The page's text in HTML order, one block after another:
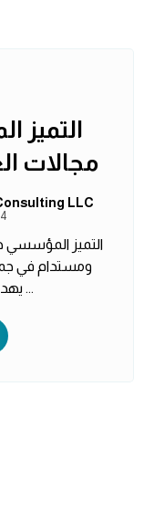
مجالات
LLC
التميز
ومستدام في
يهدف التميز المؤسسي إلى ...